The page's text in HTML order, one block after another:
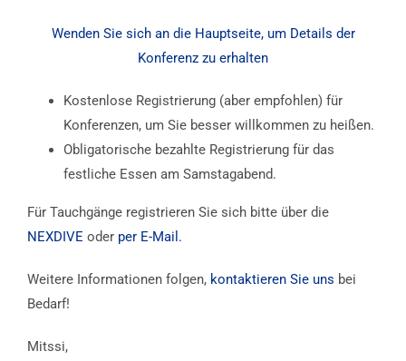
Wenden Sie sich an die Hauptseite, um Details der
Konferenz zu erhalten
Kostenlose Registrierung (aber empfohlen) für
Konferenzen, um Sie besser willkommen zu heißen.
Obligatorische bezahlte Registrierung für das
festliche Essen am Samstagabend.
Für Tauchgänge registrieren Sie sich bitte über die
NEXDIVE oder per E-Mail.
Weitere Informationen folgen, kontaktieren Sie uns bei
Bedarf!
Mitssi,